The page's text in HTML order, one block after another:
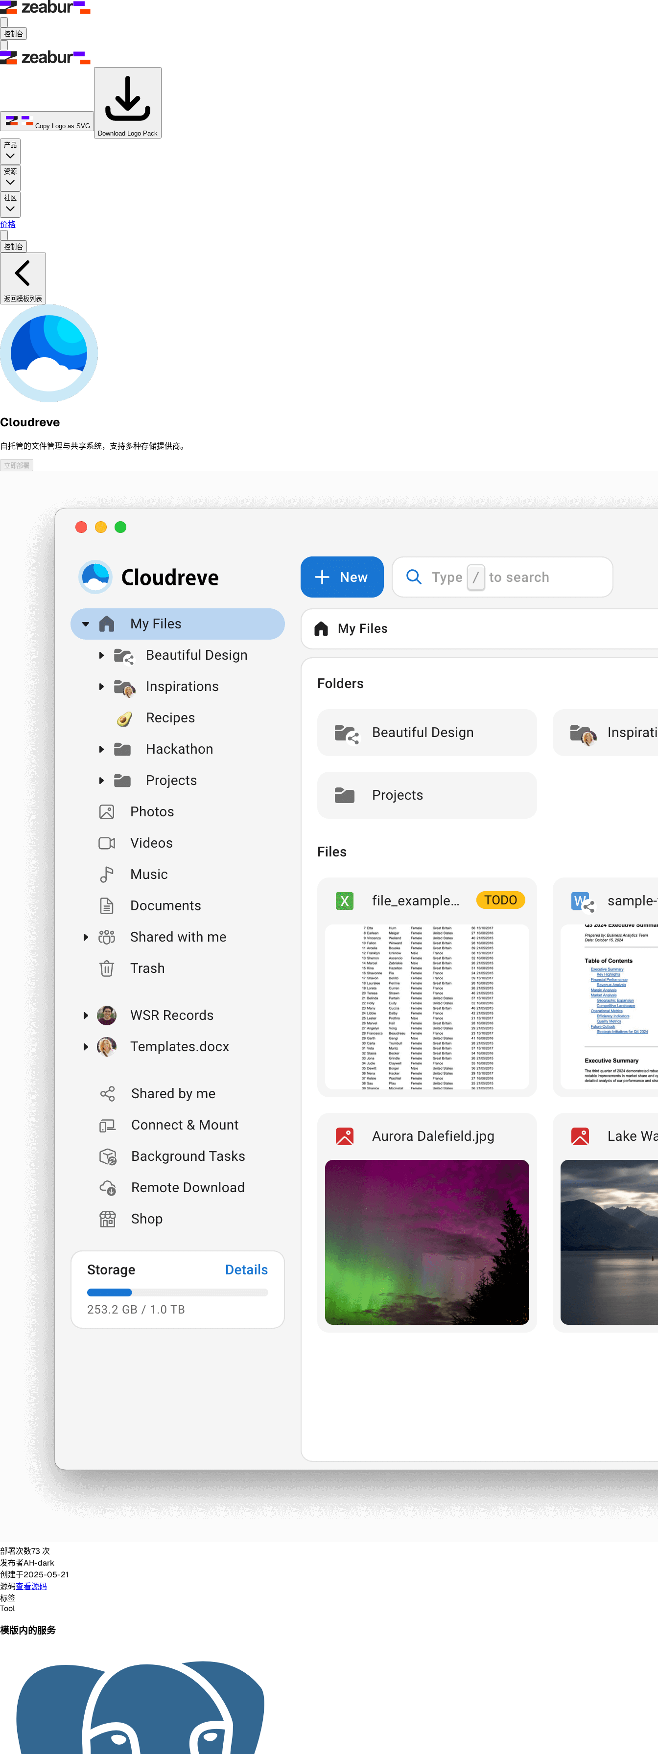
控制台
Copy Logo as SVG
Download Logo Pack
产品
资源
社区
价格
控制台
返回模板列表
Cloudreve
自托管的文件管理与共享系统，支持多种存储提供商。
立即部署
部署次数73 次
发布者AH-dark
创建于2025-05-21
源码查看源码
标签
Tool
模版内的服务